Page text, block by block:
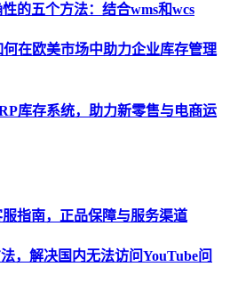
的五个方法：结合wms和wcs
在欧美市场中助力企业库存管理
库存系统，助力新零售与电商运
指南，正品保障与服务渠道
，解决国内无法访问YouTube问